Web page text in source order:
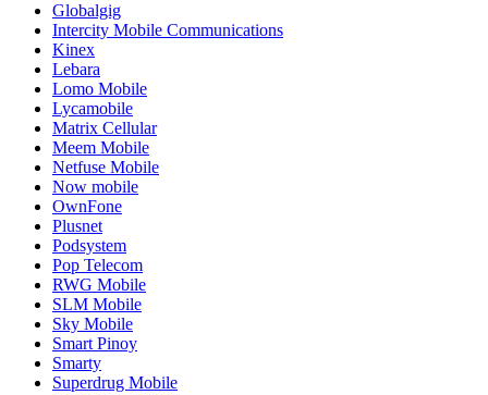
Globalgig
Intercity Mobile Communications
Kinex
Lebara
Lomo Mobile
Lycamobile
Matrix Cellular
Meem Mobile
Netfuse Mobile
Now mobile
OwnFone
Plusnet
Podsystem
Pop Telecom
RWG Mobile
SLM Mobile
Sky Mobile
Smart Pinoy
Smarty
Superdrug Mobile